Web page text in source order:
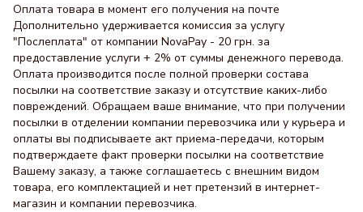
Оплата товара в момент его получения на почте
Дополнительно удерживается комиссия за услугу
"Послеплата" от компании NovaPay - 20 грн. за
предоставление услуги + 2% от суммы денежного перевода.
Оплата производится после полной проверки состава
посылки на соответствие заказу и отсутствие каких-либо
повреждений. Обращаем ваше внимание, что при получении
посылки в отделении компании перевозчика или у курьера и
оплаты вы подписываете акт приема-передачи, которым
подтверждаете факт проверки посылки на соответствие
Вашему заказу, а также соглашаетесь с внешним видом
товара, его комплектацией и нет претензий в интернет-
магазин и компании перевозчика.